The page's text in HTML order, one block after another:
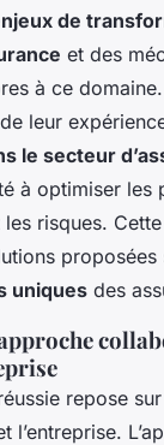
de
et des
à ce
leur
le secteur
à optimiser les
risques.
proposées
uniques des
repose
l’entreprise.